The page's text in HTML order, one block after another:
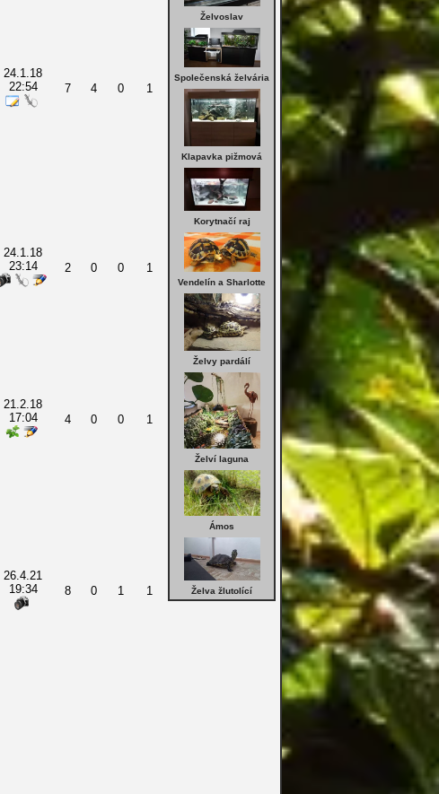
Želvoslav
Společenská želvária
Klapavka pižmová
Korytnačí raj
Vendelín a Sharlotte
Želvy pardálí
Želví laguna
Ámos
Želva žlutolící
24.1.18
22:54
7 4 0 1
24.1.18
23:14
2 0 0 1
21.2.18
17:04
4 0 0 1
26.4.21
19:34
8 0 1 1